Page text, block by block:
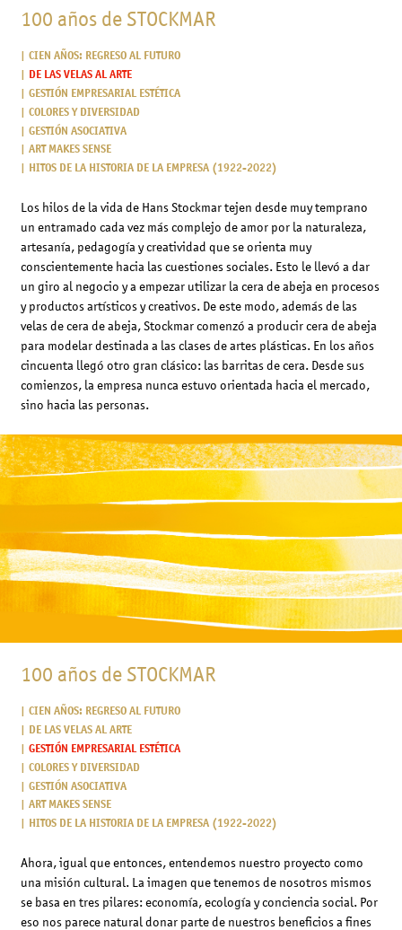
100 años de STOCKMAR
CIEN AÑOS: REGRESO AL FUTURO
DE LAS VELAS AL ARTE
GESTIÓN EMPRESARIAL ESTÉTICA
COLORES Y DIVERSIDAD
GESTIÓN ASOCIATIVA
ART MAKES SENSE
HITOS DE LA HISTORIA DE LA EMPRESA (1922-2022)
Los hilos de la vida de Hans Stockmar tejen desde muy temprano
un entramado cada vez más complejo de amor por la naturaleza,
artesanía, pedagogía y creatividad que se orienta muy
conscientemente hacia las cuestiones sociales. Esto le llevó a dar
un giro al negocio y a empezar utilizar la cera de abeja en procesos
y productos artísticos y creativos. De este modo, además de las
velas de cera de abeja, Stockmar comenzó a producir cera de abeja
para modelar destinada a las clases de artes plásticas. En los años
cincuenta llegó otro gran clásico: las barritas de cera. Desde sus
comienzos, la empresa nunca estuvo orientada hacia el mercado,
sino hacia las personas.
100 años de STOCKMAR
CIEN AÑOS: REGRESO AL FUTURO
DE LAS VELAS AL ARTE
GESTIÓN EMPRESARIAL ESTÉTICA
COLORES Y DIVERSIDAD
GESTIÓN ASOCIATIVA
ART MAKES SENSE
HITOS DE LA HISTORIA DE LA EMPRESA (1922-2022)
Ahora, igual que entonces, entendemos nuestro proyecto como
una misión cultural. La imagen que tenemos de nosotros mismos
se basa en tres pilares: economía, ecología y conciencia social. Por
eso nos parece natural donar parte de nuestros beneficios a fines